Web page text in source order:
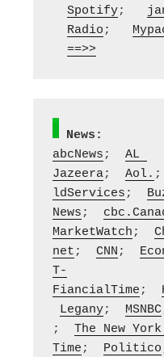
Spotify;
Radio;
==>>
News:
abcNews; AL
Jazeera; Aol.
ldServices;
News;
MarketWatch;
net; CNN;
T-
FiancialTime;
Legany; MSNBC
; The New York
Time; Politico